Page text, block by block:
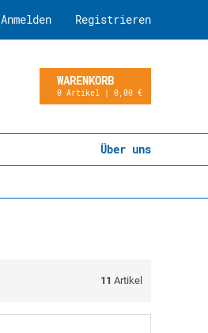
Registrieren
Anmelden
WARENKORB
0 Artikel | 0,00 €
Über uns
11 Artikel